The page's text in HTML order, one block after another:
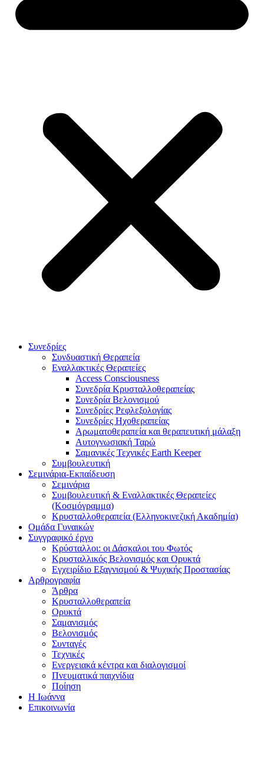
Συνεδρίες
Συνδυαστική Θεραπεία
Εναλλακτικές Θεραπείες
Access Consciousness
Συνεδρία Κρυσταλλοθεραπείας
Συνεδρία Βελονισμού
Συνεδρίες Ρεφλεξολογίας
Συνεδρίες Ηχοθεραπείας
Αρωματοθεραπεία και θεραπευτική μάλαξη
Αυτογνωσιακή Ταρώ
Σαμανικές Τεχνικές Earth Keeper
Συμβουλευτική
Σεμινάρια-Εκπαίδευση
Σεμινάρια
Συμβουλευτική & Εναλλακτικές Θεραπείες
(Κοσμόγραμμα)
Κρυσταλλοθεραπεία (Ελληνοκινεζική Ακαδημία)
Ομάδα Γυναικών
Συγγραφικό έργο
Κρύσταλλοι: οι Δάσκαλοι του Φωτός
Κρυσταλλικός Βελονισμός και Ορυκτά
Εγχειρίδιο Εξαγνισμού & Ψυχικής Προστασίας
Αρθρογραφία
Άρθρα
Κρυσταλλοθεραπεία
Ορυκτά
Σαμανισμός
Βελονισμός
Συνταγές
Τεχνικές
Ενεργειακά κέντρα και διαλογισμοί
Πνευματικά παιχνίδια
Ποίηση
Η Ιωάννα
Επικοινωνία